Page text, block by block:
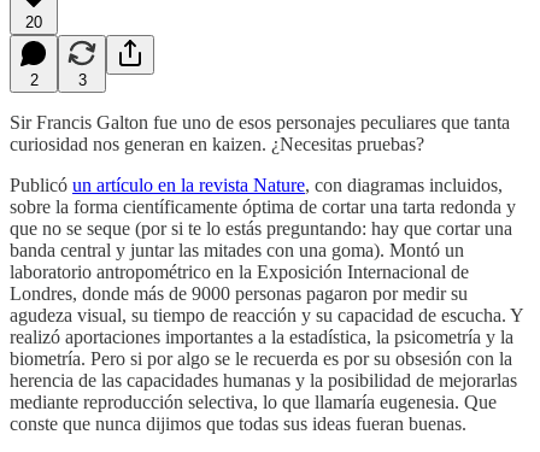
20
2 3
Sir Francis Galton fue uno de esos personajes peculiares que tanta
curiosidad nos generan en kaizen. ¿Necesitas pruebas?
Publicó un artículo en la revista Nature, con diagramas incluidos,
sobre la forma científicamente óptima de cortar una tarta redonda y
que no se seque (por si te lo estás preguntando: hay que cortar una
banda central y juntar las mitades con una goma). Montó un
laboratorio antropométrico en la Exposición Internacional de
Londres, donde más de 9000 personas pagaron por medir su
agudeza visual, su tiempo de reacción y su capacidad de escucha. Y
realizó aportaciones importantes a la estadística, la psicometría y la
biometría. Pero si por algo se le recuerda es por su obsesión con la
herencia de las capacidades humanas y la posibilidad de mejorarlas
mediante reproducción selectiva, lo que llamaría eugenesia. Que
conste que nunca dijimos que todas sus ideas fueran buenas.